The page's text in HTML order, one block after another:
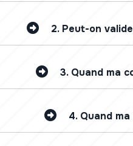
2. Peut-on
3. Quand ma
4. Quand